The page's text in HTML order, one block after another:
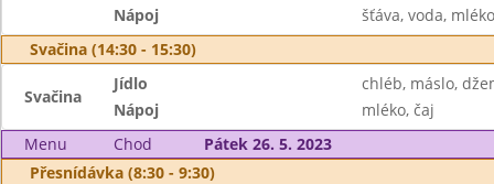
Nápoj
šťáva, voda, mléko
Svačina (14:30 - 15:30)
Svačina
Jídlo
chléb, máslo,
Nápoj
mléko, čaj
Menu
Chod
Pátek 26. 5. 2023
Přesnídávka (8:30 - 9:30)